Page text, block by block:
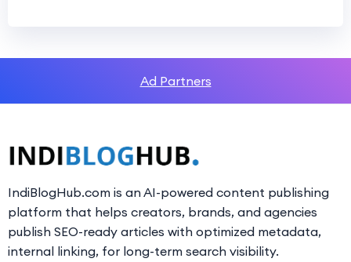
Ad Partners
IndiBlogHub.com is an AI-powered content publishing
platform that helps creators, brands, and agencies
publish SEO-ready articles with optimized metadata,
internal linking, for long-term search visibility.